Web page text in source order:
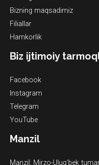
Bizning maqsadimiz
Filiallar
Hamkorlik
Biz ijtimoiy
Facebook
Instagram
Telegram
YouTube
Manzil
Manzil: Mirzo-Ulug‘bek